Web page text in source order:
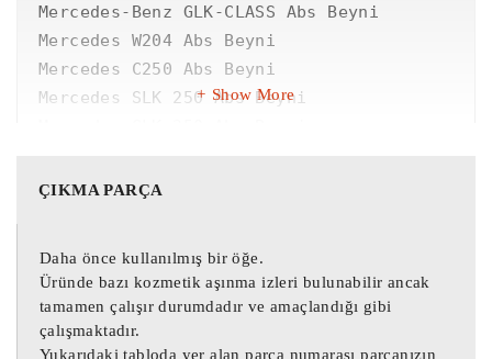
Mercedes-Benz GLK-CLASS Abs Beyni
Mercedes W204 Abs Beyni
Mercedes C250 Abs Beyni
Mercedes SLK 250 Abs Beyni
Mercedes W204 C Kasa Abs Beyni
Mercedes W204 Abs Beyni
Mercedes C250 Abs Beyni
Mercedes SLK 250 Abs Beyni
Mercedes GLK 350 Abs Beyni
Show More
ÇIKMA PARÇA
Daha önce kullanılmış bir öğe.
Üründe bazı kozmetik aşınma izleri bulunabilir ancak
tamamen çalışır durumdadır ve amaçlandığı gibi
çalışmaktadır.
Yukarıdaki tabloda yer alan parça numarası parçanızın